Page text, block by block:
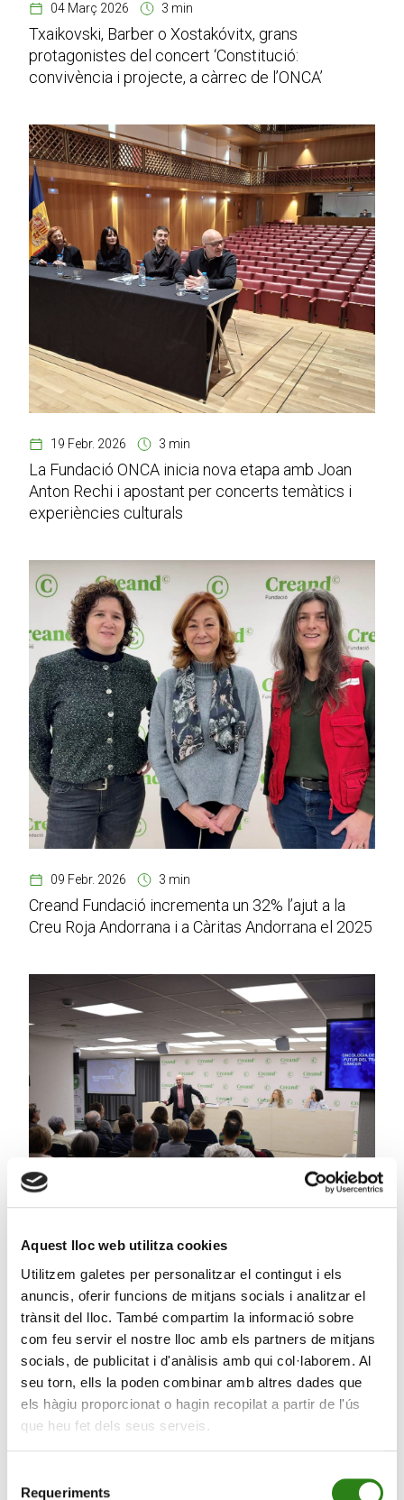
Aquest lloc web utilitza cookies
Utilitzem galetes per personalitzar el contingut i els
anuncis, oferir funcions de mitjans socials i analitzar el
trànsit del lloc. També compartim la informació sobre
com feu servir el nostre lloc amb els partners de mitjans
socials, de publicitat i d'anàlisis amb qui col·laborem. Al
seu torn, ells la poden combinar amb altres dades que
els hàgiu proporcionat o hagin recopilat a partir de l'ús
que heu fet dels seus serveis.
Requeriments
04 Març 2026 3 min
Txaikovski, Barber o Xostakóvitx, grans
protagonistes del concert ‘Constitució:
convivència i projecte, a càrrec de l’ONCA’
19 Febr. 2026 3 min
La Fundació ONCA inicia nova etapa amb Joan
Anton Rechi i apostant per concerts temàtics i
experiències culturals
09 Febr. 2026 3 min
Creand Fundació incrementa un 32% l’ajut a la
Creu Roja Andorrana i a Càritas Andorrana el 2025
06 Febr. 2026 3 min
Oncologia de precisió i alimentació: pilars per
millorar el tractament del càncer